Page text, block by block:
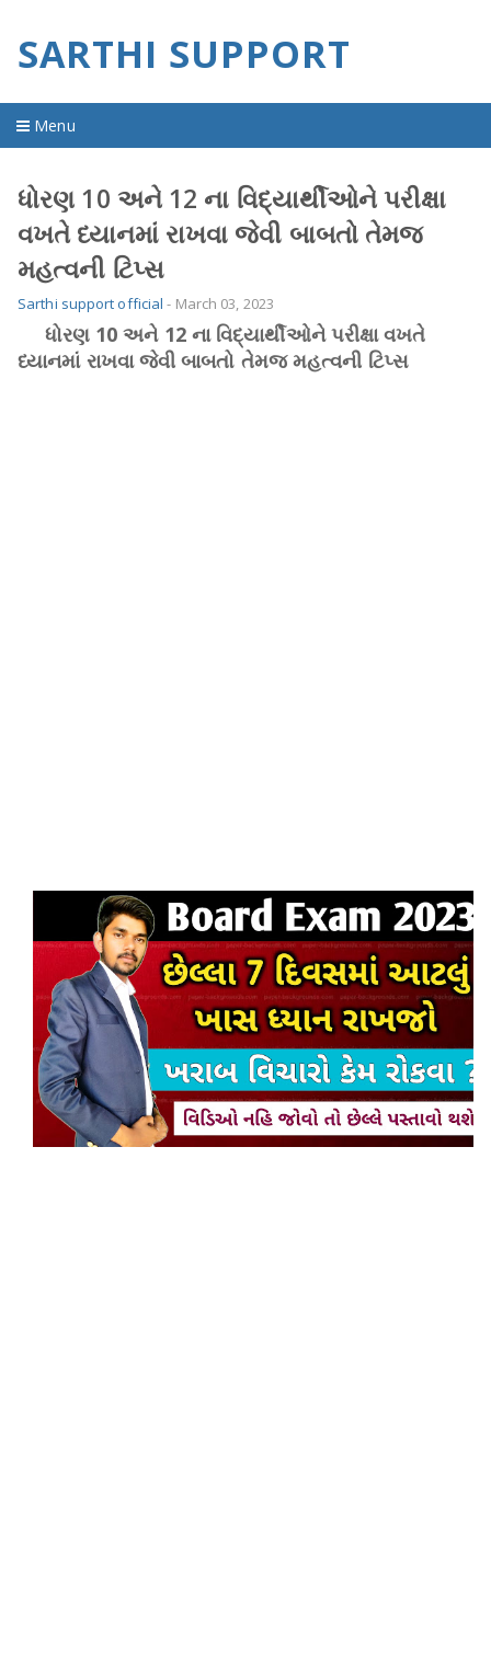
SARTHI SUPPORT
Menu
material
imp question
old question
ધોરણ 10 અને 12 ના વિદ્યાર્થીઓને પરીક્ષા
વખતે ધ્યાનમાં રાખવા જેવી બાબતો તેમજ
મહત્વની ટિપ્સ
Sarthi support official - March 03, 2023
ધોરણ 10 અને 12 ના વિદ્યાર્થીઓને પરીક્ષા વખતે
ધ્યાનમાં રાખવા જેવી બાબતો તેમજ મહત્વની ટિપ્સ